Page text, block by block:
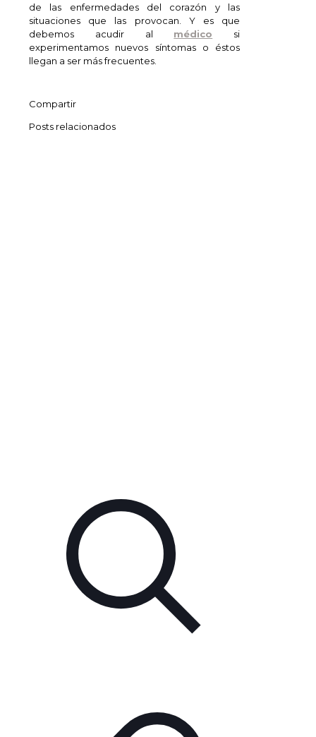
de las enfermedades del corazón y las
situaciones que las provocan. Y es que
debemos acudir al médico si
experimentamos nuevos síntomas o éstos
llegan a ser más frecuentes.
Compartir
Posts relacionados